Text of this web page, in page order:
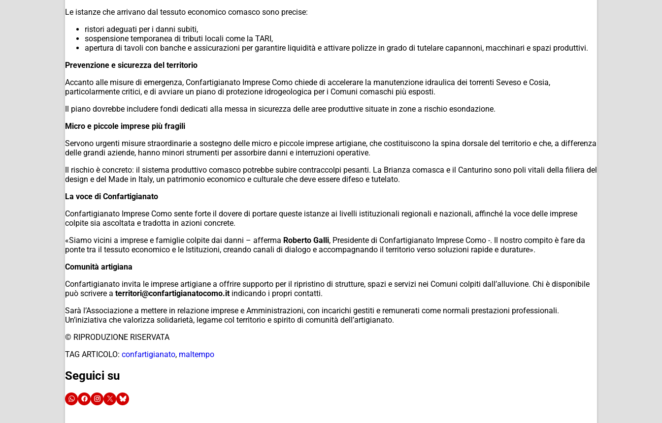
Le istanze che arrivano dal tessuto economico comasco sono precise:
ristori adeguati per i danni subiti,
sospensione temporanea di tributi locali come la TARI,
apertura di tavoli con banche e assicurazioni per garantire liquidità e attivare polizze in grado di tutelare capannoni, macchinari e spazi produttivi.
Prevenzione e sicurezza del territorio
Accanto alle misure di emergenza, Confartigianato Imprese Como chiede di accelerare la manutenzione idraulica dei torrenti Seveso e Cosia,
particolarmente critici, e di avviare un piano di protezione idrogeologica per i Comuni comaschi più esposti.
Il piano dovrebbe includere fondi dedicati alla messa in sicurezza delle aree produttive situate in zone a rischio esondazione.
Micro e piccole imprese più fragili
Servono urgenti misure straordinarie a sostegno delle micro e piccole imprese artigiane, che costituiscono la spina dorsale del territorio e che, a differenza
delle grandi aziende, hanno minori strumenti per assorbire danni e interruzioni operative.
Il rischio è concreto: il sistema produttivo comasco potrebbe subire contraccolpi pesanti. La Brianza comasca e il Canturino sono poli vitali della filiera del
design e del Made in Italy, un patrimonio economico e culturale che deve essere difeso e tutelato.
La voce di Confartigianato
Confartigianato Imprese Como sente forte il dovere di portare queste istanze ai livelli istituzionali regionali e nazionali, affinché la voce delle imprese
colpite sia ascoltata e tradotta in azioni concrete.
«Siamo vicini a imprese e famiglie colpite dai danni – afferma Roberto Galli, Presidente di Confartigianato Imprese Como -. Il nostro compito è fare da
ponte tra il tessuto economico e le Istituzioni, creando canali di dialogo e accompagnando il territorio verso soluzioni rapide e durature».
Comunità artigiana
Confartigianato invita le imprese artigiane a offrire supporto per il ripristino di strutture, spazi e servizi nei Comuni colpiti dall’alluvione. Chi è disponibile
può scrivere a territori@confartigianatocomo.it indicando i propri contatti.
Sarà l’Associazione a mettere in relazione imprese e Amministrazioni, con incarichi gestiti e remunerati come normali prestazioni professionali.
Un’iniziativa che valorizza solidarietà, legame col territorio e spirito di comunità dell’artigianato.
© RIPRODUZIONE RISERVATA
TAG ARTICOLO: confartigianato, maltempo
Seguici su